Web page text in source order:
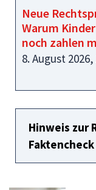
Neue
Warum
noch zahlen
8. August
Hinweis zur
Faktencheck